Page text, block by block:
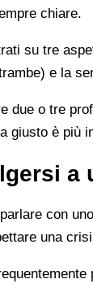
chiare.
su tre
e la
due o tre
giusto è più
a
parlare con
una